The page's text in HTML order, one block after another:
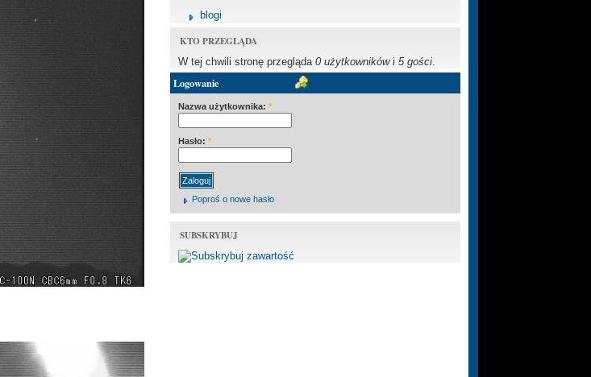
blogi
KTO PRZEGLĄDA
W tej chwili stronę przegląda 0 użytkownikówi 5 gości
Logowanie
Nazwa użytkownika: *
Hasło: *
Poproś o nowe hasło
SUBSKRYBUJ